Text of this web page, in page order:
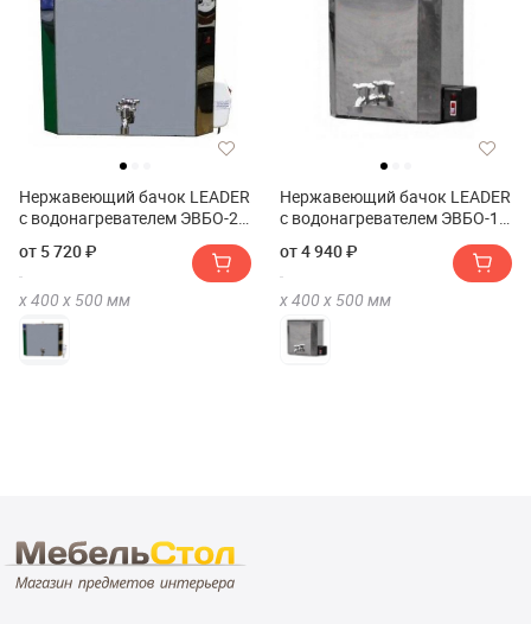
Нержавеющий бачок LEADER
с водонагревателем ЭВБО-20
от 5 720 ₽
х400 х 500 мм
Нержавеющий бачок LEADER
с водонагревателем ЭВБО-15
от 4 940 ₽
х400 х 500 мм